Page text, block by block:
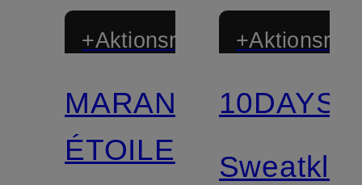
+Aktionsrabatt
MARANT
ÉTOILE
10DAYS